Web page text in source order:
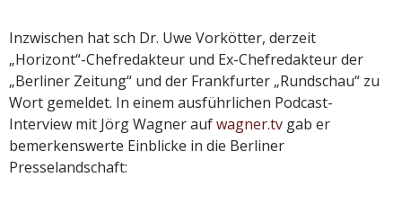
Inzwischen hat sch Dr. Uwe Vorkötter, derzeit
„Horizont“-Chefredakteur und Ex-Chefredakteur der
„Berliner Zeitung“ und der Frankfurter „Rundschau“ zu
Wort gemeldet. In einem ausführlichen Podcast-
Interview mit Jörg Wagner aufwagner.tv gab er
bemerkenswerte Einblicke in die Berliner
Presselandschaft: